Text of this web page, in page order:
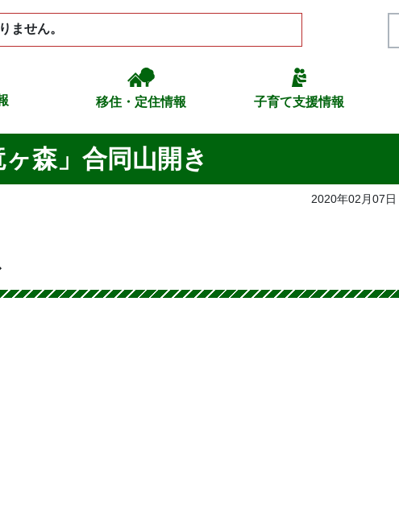
ません。
移住・定住情報 子育て支援情報
森」合同山開き
2020年02月07日